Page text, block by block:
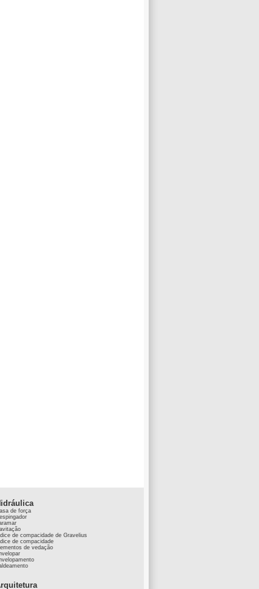
de força
de compacidade de Gravelius
de compacidade
de vedação